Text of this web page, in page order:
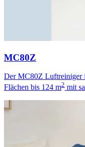
MC80Z
Der MC80Z Luftreiniger
Flächen bis 124 m2 mit